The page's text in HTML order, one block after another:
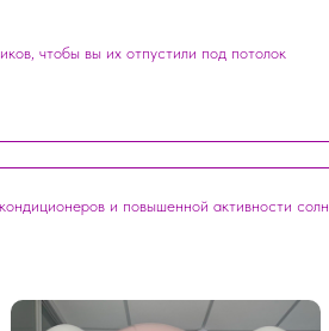
чтобы вы их отпустили под потолок
и повышенной активности